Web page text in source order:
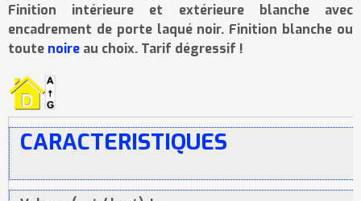
Finition intérieure et extérieure blanche avec
encadrement de porte laqué noir. Finition blanche ou
toute noire au choix. Tarif dégressif !
CARACTERISTIQUES